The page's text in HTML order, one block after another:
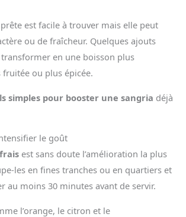
est facile à trouver mais elle peut
ou de fraîcheur. Quelques ajouts
en une boisson plus
fruitée ou plus épicée.
simples pour booster une sangria déjà
le goût
est sans doute l’amélioration la plus
les en fines tranches ou en quartiers et
au moins 30 minutes avant de servir.
l’orange, le citron et le